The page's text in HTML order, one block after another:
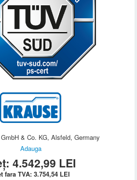
& Co. KG, Alsfeld, Germany
Adauga
4.542,99 LEI
fara TVA: 3.754,54 LEI